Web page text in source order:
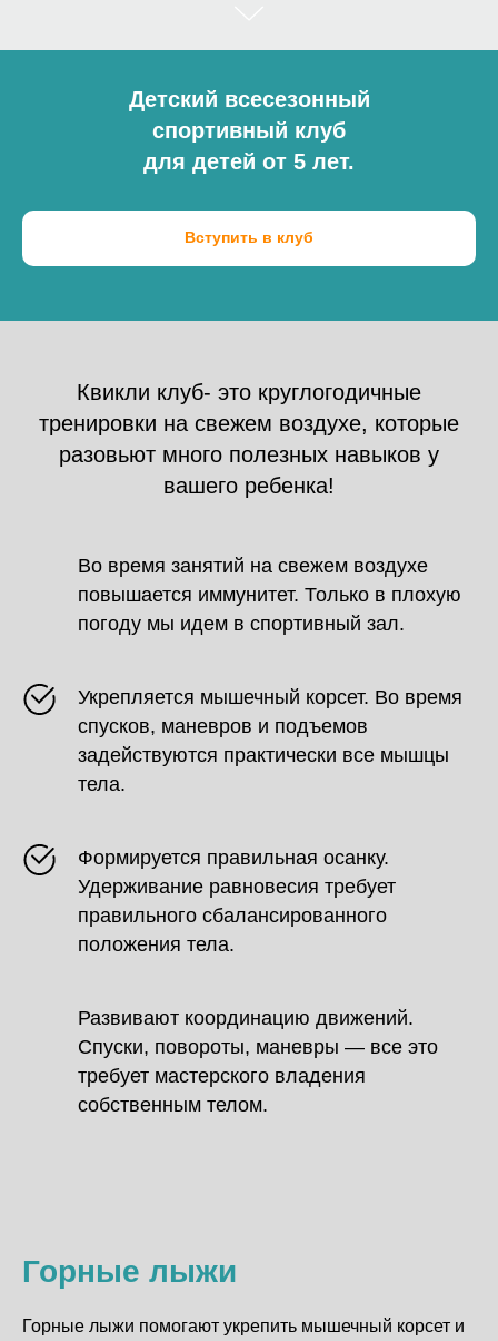
Детский всесезонный
спортивный клуб
для детей от 5 лет.
Вступить в клуб
Квикли клуб- это круглогодичные
тренировки на свежем воздухе, которые
разовьют много полезных навыков у
вашего ребенка!
Во время занятий на свежем воздухе
повышается иммунитет. Только в плохую
погоду мы идем в спортивный зал.
Укрепляется мышечный корсет. Во время
спусков, маневров и подъемов
задействуются практически все мышцы
тела.
Формируется правильная осанку.
Удерживание равновесия требует
правильного сбалансированного
положения тела.
Развивают координацию движений.
Спуски, повороты, маневры — все это
требует мастерского владения
собственным телом.
Горные лыжи
Горные лыжи помогают укрепить мышечный корсет и